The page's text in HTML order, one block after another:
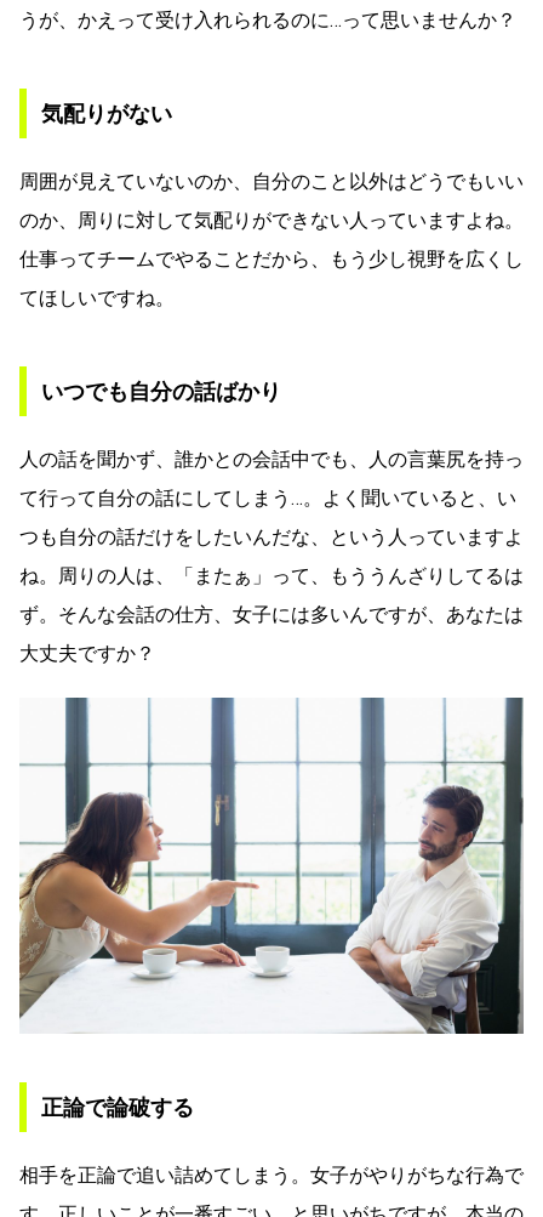
うが、かえって受け入れられるのに…って思いませんか？
気配りがない
周囲が見えていないのか、自分のこと以外はどうでもいい
のか、周りに対して気配りができない人っていますよね。
仕事ってチームでやることだから、もう少し視野を広くし
てほしいですね。
いつでも自分の話ばかり
人の話を聞かず、誰かとの会話中でも、人の言葉尻を持っ
て行って自分の話にしてしまう…。よく聞いていると、い
つも自分の話だけをしたいんだな、という人っていますよ
ね。周りの人は、「またぁ」って、もううんざりしてるは
ず。そんな会話の仕方、女子には多いんですが、あなたは
大丈夫ですか？
正論で論破する
相手を正論で追い詰めてしまう。女子がやりがちな行為で